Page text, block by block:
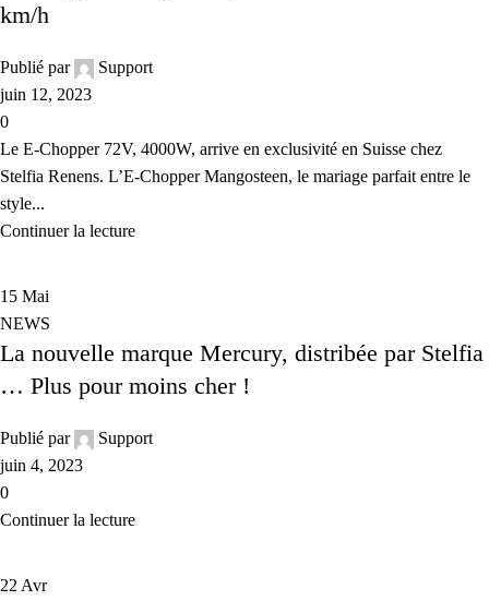
km/h
Publié par
Support
juin 12, 2023
0
Le E-Chopper 72V, 4000W, arrive en exclusivité en Suisse chez
Stelfia Renens. L’E-Chopper Mangosteen, le mariage parfait entre le
style...
Continuer la lecture
15 Mai
NEWS
La nouvelle marque Mercury, distribée par Stelfia
… Plus pour moins cher !
Publié par
Support
juin 4, 2023
0
Continuer la lecture
22 Avr